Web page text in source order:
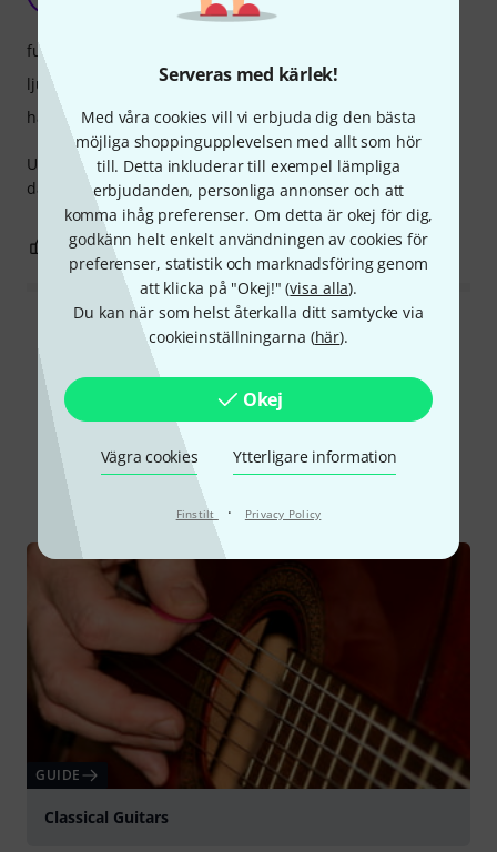
Serveras med kärlek!
Med våra cookies vill vi erbjuda dig den bästa
möjliga shoppingupplevelsen med allt som hör
till. Detta inkluderar till exempel lämpliga
erbjudanden, personliga annonser och att
komma ihåg preferenser. Om detta är okej för dig,
godkänn helt enkelt användningen av cookies för
preferenser, statistik och marknadsföring genom
att klicka på "Okej!" (visa alla).
Du kan när som helst återkalla ditt samtycke via
cookieinställningarna (här).
Okej
Vägra cookies Ytterligare information
Finstilt · Privacy Policy
Underbart utseende. Fantastiskt ljud som förbättras varje
dag. Väldigt lätt att spela på.
funktioner
ljud
hantverkskvalitet
0 ANMÄL RECENSION
Läs alla recensioner
Alla
GUIDE
Classical Guitars